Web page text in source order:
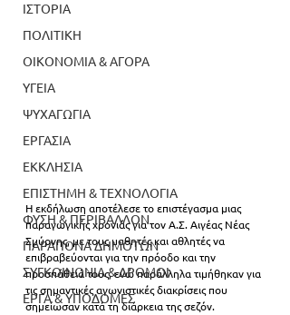
ΙΣΤΟΡΙΑ
ΠΟΛΙΤΙΚΗ
ΟΙΚΟΝΟΜΙΑ & ΑΓΟΡΑ
ΥΓΕΙΑ
ΨΥΧΑΓΩΓΙΑ
ΕΡΓΑΣΙΑ
ΕΚΚΛΗΣΙΑ
ΕΠΙΣΤΗΜΗ & ΤΕΧΝΟΛΟΓΙΑ
ΦΥΣΗ & ΠΕΡΙΒΑΛΛΟΝ
ΠΑΡΑΠΟΝΑ ΔΗΜΟΤΩΝ
ΣΥΓΚΟΙΝΩΝΙΑ & ΔΡΟΜΟΙ
ΕΡΓΑ & ΥΠΟΔΟΜΕΣ
Η εκδήλωση αποτέλεσε το επιστέγασμα μιας
παραγωγικής χρονιάς για τον Α.Σ. Αιγέας Νέας
Σμύρνης, με τους μαθητές και αθλητές να
επιβραβεύονται για την πρόοδο και την
προσπάθειά τους, ενώ παράλληλα τιμήθηκαν για
τις σημαντικές αγωνιστικές διακρίσεις που
σημείωσαν κατά τη διάρκεια της σεζόν.